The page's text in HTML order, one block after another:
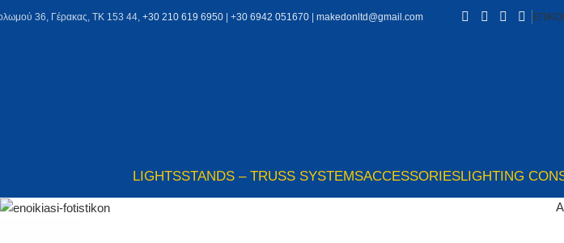
36, Γέρακας, ΤΚ 153 44, +30 210 619 6950 | +30 6942 051670 makedonltd@gmail.com
LIGHTSSTANDS – TRUSS SYSTEMSACCESSORIESLIGHTING